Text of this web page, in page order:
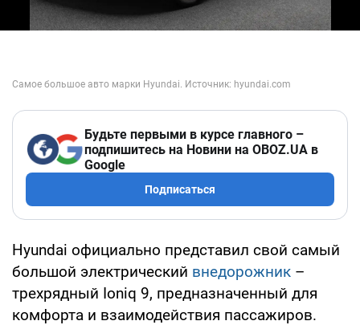
Будьте первыми в курсе главного –
подпишитесь на Новини на OBOZ.UA в
Google
Подписаться
Hyundai официально представил свой самый
большой электрический внедорожник –
трехрядный Ioniq 9, предназначенный для
комфорта и взаимодействия пассажиров.